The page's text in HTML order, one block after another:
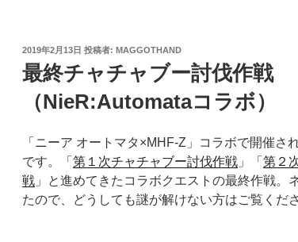
投
稿
日:
2019年2月13日 投稿者: MAGGOTHAND
最終チャチャブー討伐作戦
（NieR:Automataコラボ）
「ニーア オートマタ×MHF-Z」コラボで開催さ
です。「 第１次チャチャブー討伐作戦 」「 第２
戦 」と進めてきたコラボクエストの最終作戦。
たので、どうしても謎が解けない方はご覧くださ